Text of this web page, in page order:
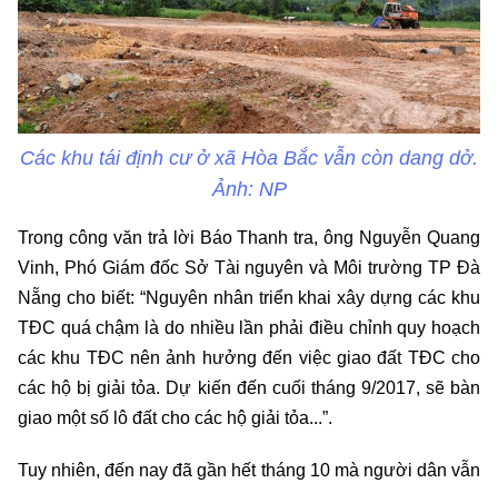
Các khu tái định cư ở xã Hòa Bắc vẫn còn dang dở.
Ảnh: NP
Trong công văn trả lời Báo Thanh tra, ông Nguyễn Quang
Vinh, Phó Giám đốc Sở Tài nguyên và Môi trường TP Đà
Nẵng cho biết: “Nguyên nhân triển khai xây dựng các khu
TĐC quá chậm là do nhiều lần phải điều chỉnh quy hoạch
các khu TĐC nên ảnh hưởng đến việc giao đất TĐC cho
các hộ bị giải tỏa. Dự kiến đến cuối tháng 9/2017, sẽ bàn
giao một số lô đất cho các hộ giải tỏa...”.
Tuy nhiên, đến nay đã gần hết tháng 10 mà người dân vẫn